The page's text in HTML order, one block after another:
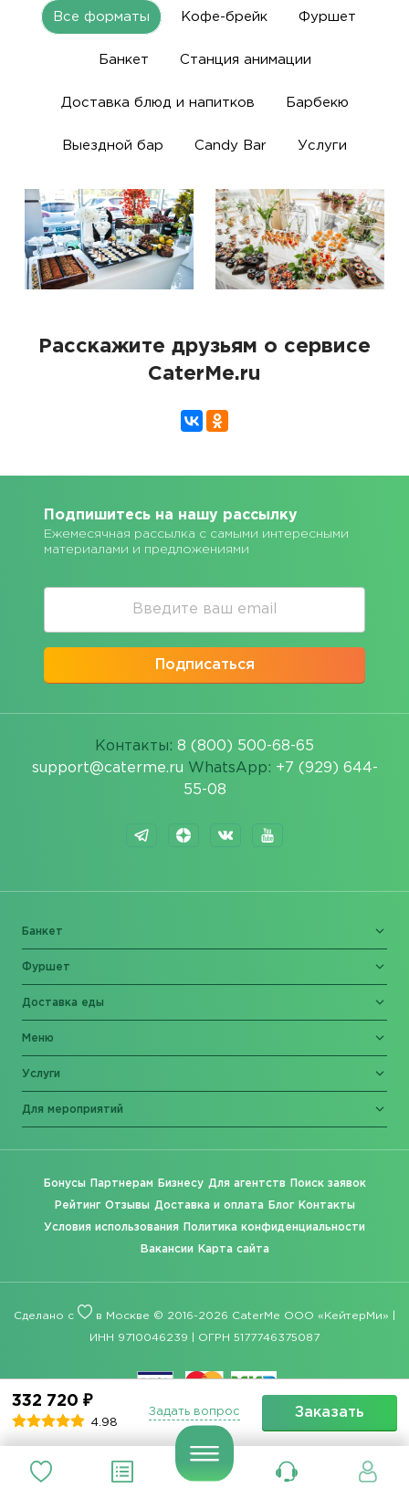
332 720 ₽
4.98
Заказать
Задать вопрос
Все форматы Кофе-брейк Фуршет
Банкет Станция анимации
Доставка блюд и напитков Барбекю
Выездной бар Candy Bar Услуги
Расскажите друзьям о сервисе
CaterMe.ru
Подпишитесь на нашу рассылку
Ежемесячная рассылка с самыми интересными
материалами и предложениями
Подписаться
Контакты: 8 (800) 500-68-65
support@caterme.ru WhatsApp: +7 (929) 644-
55-08
Банкет
Фуршет
Доставка еды
Меню
Услуги
Для мероприятий
Бонусы Партнерам Бизнесу Для агентств Поиск заявок
Рейтинг Отзывы Доставка и оплата Блог Контакты
Условия использования Политика конфиденциальности
Вакансии Карта сайта
Сделано с в Москве © 2016-2026 CaterMe ООО «КейтерМи» |
ИНН 9710046239 | ОГРН 5177746375087